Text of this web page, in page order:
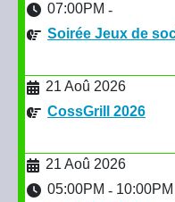
07:00PM -
Soirée Jeux de
21 Aoû 2026
CossGrill 2026
21 Aoû 2026
05:00PM - 10:00PM